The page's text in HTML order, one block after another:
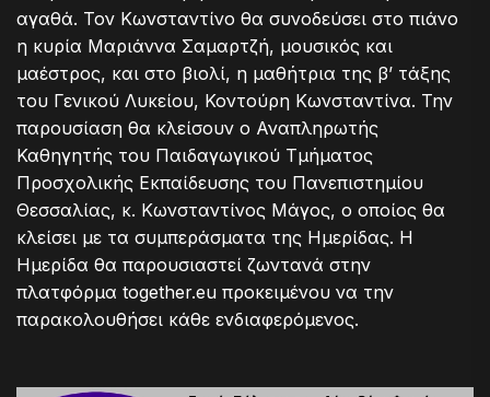
αγαθά. Τον Κωνσταντίνο θα συνοδεύσει στο πιάνο
η κυρία Μαριάννα Σαμαρτζή, μουσικός και
μαέστρος, και στο βιολί, η μαθήτρια της β’ τάξης
του Γενικού Λυκείου, Κοντούρη Κωνσταντίνα. Την
παρουσίαση θα κλείσουν ο Αναπληρωτής
Καθηγητής του Παιδαγωγικού Τμήματος
Προσχολικής Εκπαίδευσης του Πανεπιστημίου
Θεσσαλίας, κ. Κωνσταντίνος Μάγος, ο οποίος θα
κλείσει με τα συμπεράσματα της Ημερίδας. Η
Ημερίδα θα παρουσιαστεί ζωντανά στην
πλατφόρμα together.eu προκειμένου να την
παρακολουθήσει κάθε ενδιαφερόμενος.